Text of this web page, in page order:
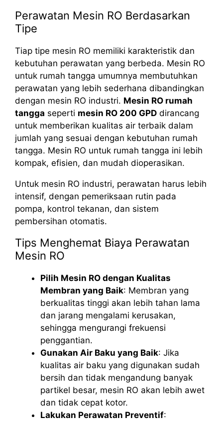
Perawatan Mesin RO Berdasarkan
Tipe
Tiap tipe mesin RO memiliki karakteristik dan
kebutuhan perawatan yang berbeda. Mesin RO
untuk rumah tangga umumnya membutuhkan
perawatan yang lebih sederhana dibandingkan
dengan mesin RO industri. Mesin RO rumah
tangga seperti mesin RO 200 GPD dirancang
untuk memberikan kualitas air terbaik dalam
jumlah yang sesuai dengan kebutuhan rumah
tangga. Mesin RO untuk rumah tangga ini lebih
kompak, efisien, dan mudah dioperasikan.
Untuk mesin RO industri, perawatan harus lebih
intensif, dengan pemeriksaan rutin pada
pompa, kontrol tekanan, dan sistem
pembersihan otomatis.
Tips Menghemat Biaya Perawatan
Mesin RO
Pilih Mesin RO dengan Kualitas
Membran yang Baik: Membran yang
berkualitas tinggi akan lebih tahan lama
dan jarang mengalami kerusakan,
sehingga mengurangi frekuensi
penggantian.
Gunakan Air Baku yang Baik: Jika
kualitas air baku yang digunakan sudah
bersih dan tidak mengandung banyak
partikel besar, mesin RO akan lebih awet
dan tidak cepat kotor.
Lakukan Perawatan Preventif: